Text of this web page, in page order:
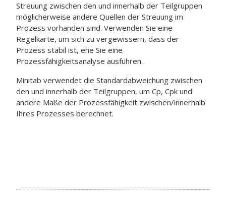
Streuung zwischen den und innerhalb der Teilgruppen
möglicherweise andere Quellen der Streuung im
Prozess vorhanden sind. Verwenden Sie eine
Regelkarte, um sich zu vergewissern, dass der
Prozess stabil ist, ehe Sie eine
Prozessfähigkeitsanalyse ausführen.
Minitab verwendet die Standardabweichung zwischen
den und innerhalb der Teilgruppen, um Cp, Cpk und
andere Maße der Prozessfähigkeit zwischen/innerhalb
Ihres Prozesses berechnet.